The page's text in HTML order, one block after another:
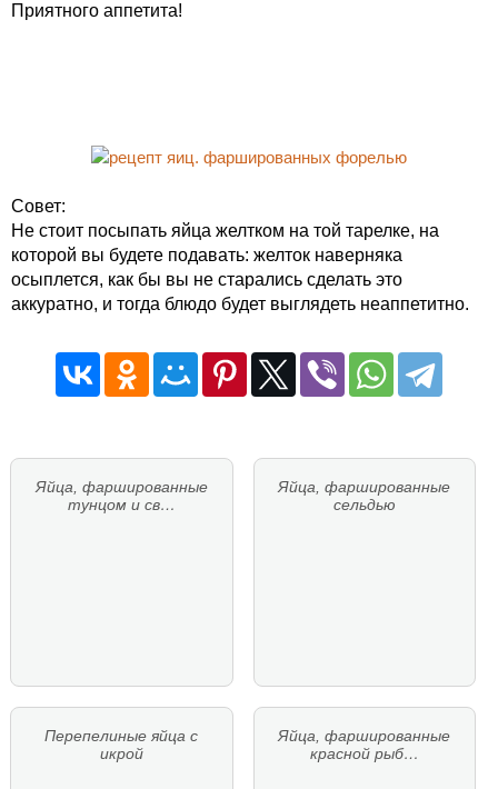
Приятного аппетита!
Совет:
Не стоит посыпать яйца желтком на той тарелке, на
которой вы будете подавать: желток наверняка
осыплется, как бы вы не старались сделать это
аккуратно, и тогда блюдо будет выглядеть неаппетитно.
Яйца, фаршированные
тунцом и св…
Яйца, фаршированные
сельдью
Перепелиные яйца с
икрой
Яйца, фаршированные
красной рыб…